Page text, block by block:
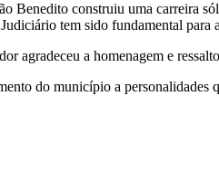
Benedito construiu uma carreira
tem sido fundamental para
agradeceu a homenagem e
do município a personalidades